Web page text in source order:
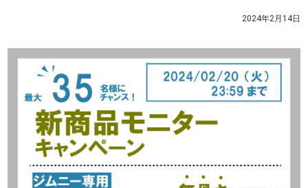
2024年2月14日